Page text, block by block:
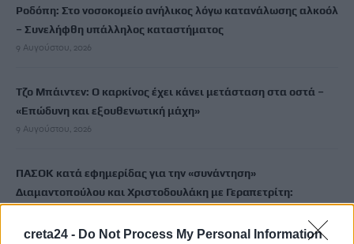
creta24 - Do Not Process My Personal Information
Ροδόπη: Στο νοσοκομείο ανήλικος λόγω κατανάλωσης αλκοόλ
– Συνελήφθη υπάλληλος καταστήματος
9 Αυγούστου, 2026
Τζο Μπάιντεν: Ο καρκίνος έχει κάνει μετάσταση στα οστά –
«Επώδυνη και εξουθενωτική μάχη»
9 Αυγούστου, 2026
ΠΑΣΟΚ κατά εφημερίδας για την «συνάντηση»
Διαμαντοπούλου και Χριστοδουλάκη με Γεραπετρίτη:
9 Αυγούστου, 2026